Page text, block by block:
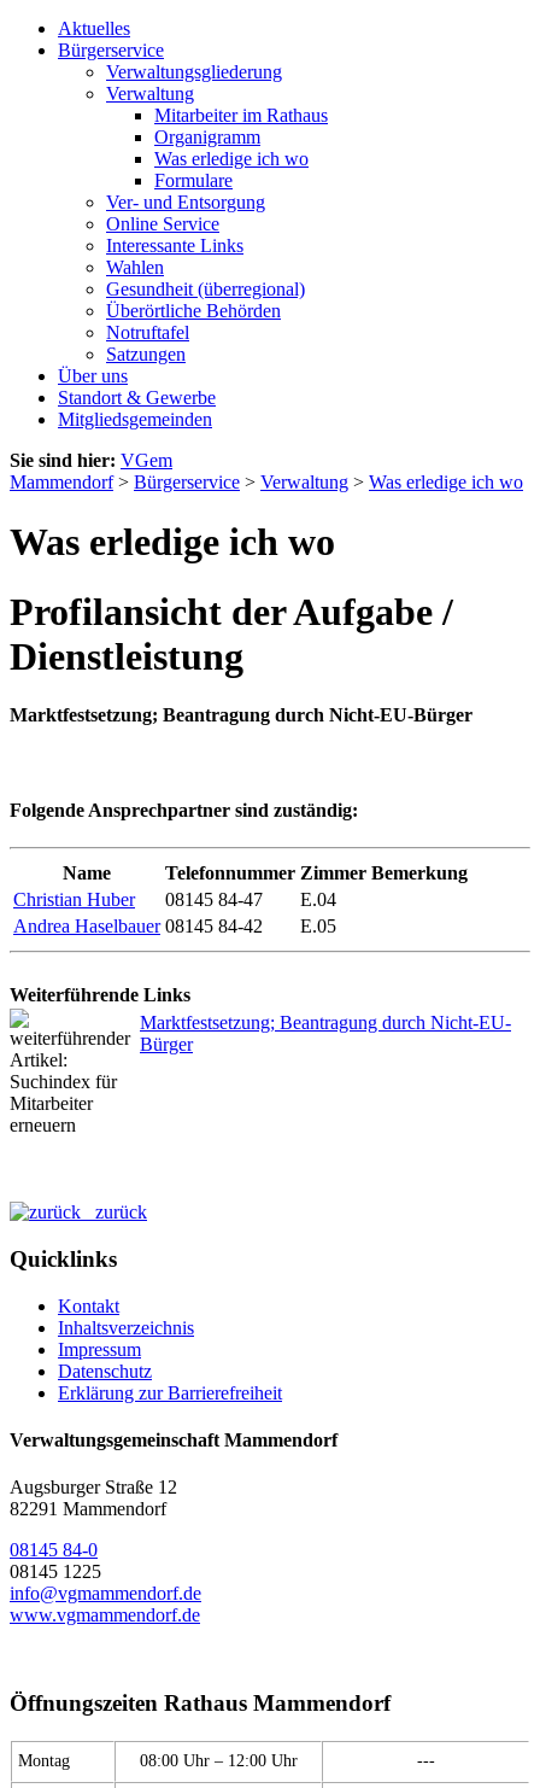
Aktuelles
Bürgerservice
Verwaltungsgliederung
Verwaltung
Mitarbeiter im Rathaus
Organigramm
Was erledige ich wo
Formulare
Ver- und Entsorgung
Online Service
Interessante Links
Wahlen
Gesundheit (überregional)
Überörtliche Behörden
Notruftafel
Satzungen
Über uns
Standort & Gewerbe
Mitgliedsgemeinden
Sie sind hier: VGem
Mammendorf> Bürgerservice > Verwaltung > Was erledige ich wo
Was erledige ich wo
Profilansicht der Aufgabe /
Dienstleistung
Marktfestsetzung; Beantragung durch Nicht-EU-Bürger
Folgende Ansprechpartner sind zuständig:
Name Telefonnummer Zimmer Bemerkung
Christian Huber
08145 84-47
E.04
Andrea Haselbauer 08145 84-42 E.05
Weiterführende Links
Marktfestsetzung; Beantragung durch Nicht-EU-
Bürger
zurück
Quicklinks
Kontakt
Inhaltsverzeichnis
Impressum
Datenschutz
Erklärung zur Barrierefreiheit
Verwaltungsgemeinschaft Mammendorf
Augsburger Straße 12
82291 Mammendorf
08145 84-0
08145 1225
info@vgmammendorf.de
www.vgmammendorf.de
Öffnungszeiten Rathaus Mammendorf
Montag 08:00 Uhr – 12:00 Uhr ---